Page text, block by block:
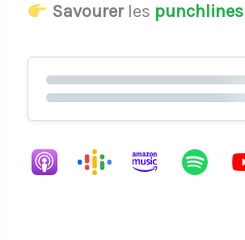
Savourerles punchlines